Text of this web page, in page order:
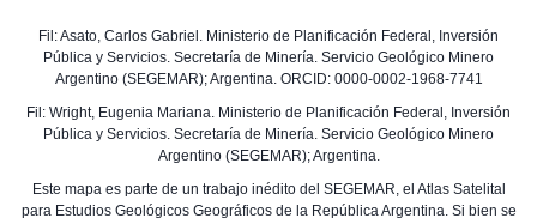
Fil: Asato, Carlos Gabriel. Ministerio de Planificación Federal, Inversión
Pública y Servicios. Secretaría de Minería. Servicio Geológico Minero
Argentino (SEGEMAR); Argentina. ORCID: 0000-0002-1968-7741
Fil: Wright, Eugenia Mariana. Ministerio de Planificación Federal, Inversión
Pública y Servicios. Secretaría de Minería. Servicio Geológico Minero
Argentino (SEGEMAR); Argentina.
Este mapa es parte de un trabajo inédito del SEGEMAR, el Atlas Satelital
para Estudios Geológicos Geográficos de la República Argentina. Si bien se